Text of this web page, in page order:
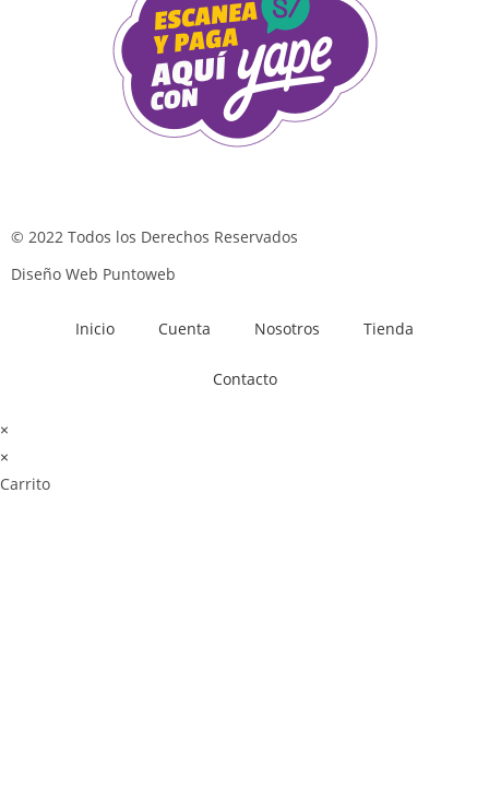
© 2022 Todos los Derechos Reservados
Diseño Web Puntoweb
Inicio Cuenta Nosotros Tienda
Contacto
×
×
Carrito